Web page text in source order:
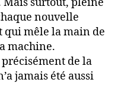
Mais surtout, pleine
nouvelle
qui mêle la main de
machine.
précisément de la
jamais été aussi